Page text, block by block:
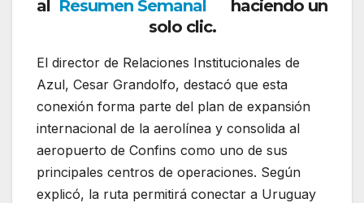
al Resumen Semanal haciendo un
solo clic.
El director de Relaciones Institucionales de
Azul, Cesar Grandolfo, destacó que esta
conexión forma parte del plan de expansión
internacional de la aerolínea y consolida al
aeropuerto de Confins como uno de sus
principales centros de operaciones. Según
explicó, la ruta permitirá conectar a Uruguay